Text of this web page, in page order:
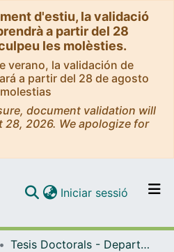
d'estiu, la validació
a partir del 28
les molèsties.
verano, la validación de
a partir del 28 de agosto
document validation will
2026. We apologize for
Navega per tot el DD
Iniciar sessió (current)
Tesis Doctorals - Departament - Obstetrícia i Ginecologia, Pediatria i Radiologia i Medicina Física